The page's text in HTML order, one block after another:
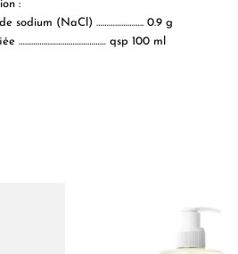
:
sodium (NaCl) ………………….. 0.9 g
…………………………………… qsp 100 ml